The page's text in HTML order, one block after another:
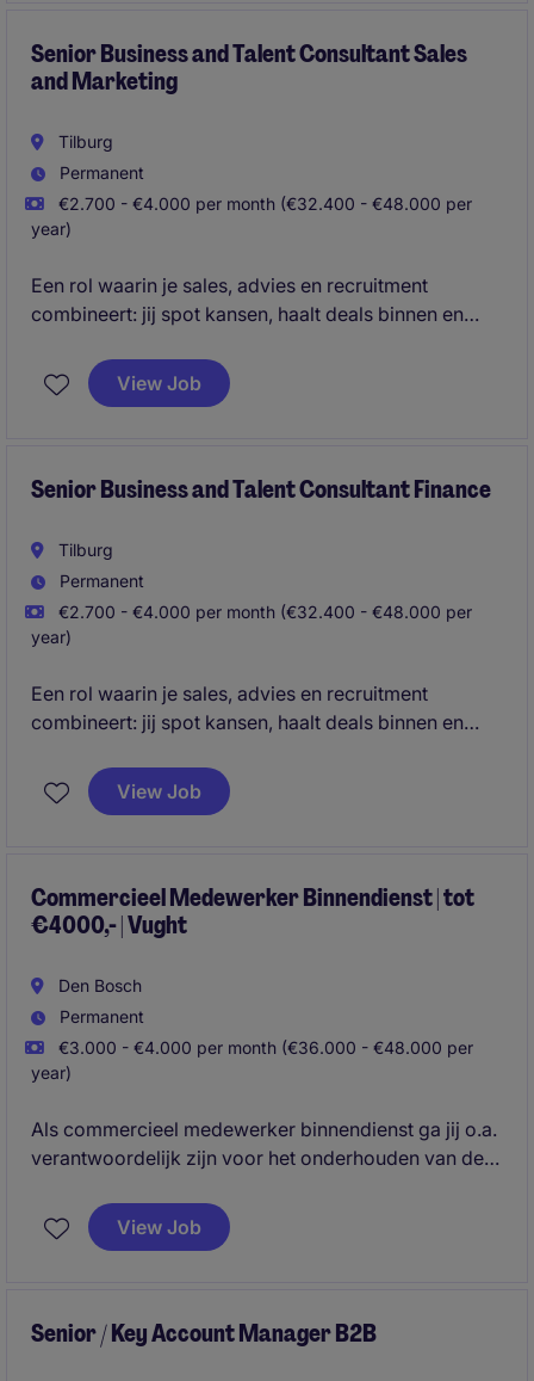
Senior Business and Talent Consultant Sales
and Marketing
Tilburg
Permanent
€2.700 - €4.000 per month (€32.400 - €48.000 per
year)
Een rol waarin je sales, advies en recruitment
combineert: jij spot kansen, haalt deals binnen en
View Job
Senior Business and Talent Consultant Finance
Tilburg
Permanent
€2.700 - €4.000 per month (€32.400 - €48.000 per
year)
Een rol waarin je sales, advies en recruitment
combineert: jij spot kansen, haalt deals binnen en
View Job
Commercieel Medewerker Binnendienst | tot
€4000,- | Vught
Den Bosch
Permanent
€3.000 - €4.000 per month (€36.000 - €48.000 per
year)
Als commercieel medewerker binnendienst ga jij o.a.
verantwoordelijk zijn voor het onderhouden van de
relatiebeheer en het ondersteunen van de
accountmanagers zijn werkzaamheden die
View Job
Senior / Key Account Manager B2B